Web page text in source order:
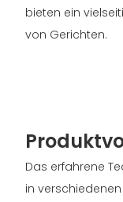
bieten ein
von Gerichten.
Das erfahrene
in